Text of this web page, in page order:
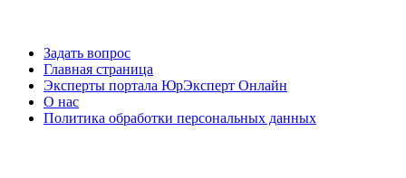
Задать вопрос
Главная страница
Эксперты портала ЮрЭксперт Онлайн
О нас
Политика обработки персональных данных